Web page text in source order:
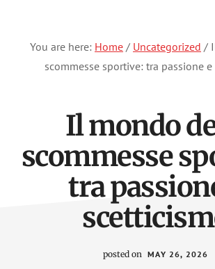
You are here: Home / Uncategorized /
scommesse sportive: tra passione
Il mondo
scommesse
tra
posted on MAY 26, 2026